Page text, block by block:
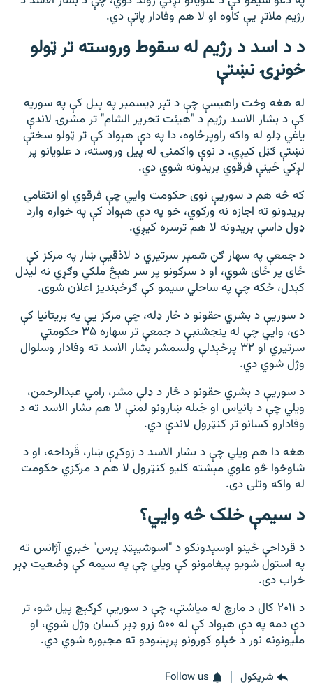
رژیم ملاتړ یې کاوه او لا هم وفادار پاتې دي.
د د اسد د رژیم له سقوط وروسته تر ټولو
خونړۍ نښتې
له هغه وخت راهیسې چې د تېر ډیسمبر په پیل کې په سوریه
کې د بشار الاسد رژیم د "هیئت تحریر الشام" تر مشرۍ لاندې
یاغي ډلو له واکه راوپرځاوه، دا په دې هېواد کې تر ټولو سختې
نښتې ګڼل کیږي. د نوې واکمنۍ له پیل وروسته، د علویانو پر
لږکي ځینې فرقوي بریدونه شوي دي.
که څه هم د سوریې نوی حکومت وايي چې فرقوي او انتقامي
بریدونو ته اجازه نه ورکوي، خو په دې هېواد کې په خواره وارد
ډول داسې بریدونه لا هم ترسره کیږي.
د جمعې په سهار ګڼ شمېر سرتیري د لاذقیې ښار په مرکز کې
ځای پر ځای شوي، او د سرکونو پر سر هېڅ ملکي وګړي نه لیدل
کېدل، ځکه چې په ساحلي سیمو کې ګرځبندیز اعلان شوی.
د سوریې د بشري حقونو د څار ډله، چې مرکز یې په بریتانیا کې
دی، وایي چې له پنجشنبې د جمعې تر سهاره ۳۵ حکومتي
سرتیري او ۳۲ پرځېدلې ولسمشر بشار الاسد ته وفادار وسلوال
وژل شوي دي.
د سوریې د بشري حقونو د څار د ډلې مشر، رامي عبدالرحمن،
ویلي چې د بانیاس او جَبله ښارونو لمنې لا هم بشار الاسد ته د
وفادارو کسانو تر کنټرول لاندې دي.
هغه دا هم ویلي چې د بشار الاسد د زوکړې ښار، قَرداحه، او د
شاوخوا څو علوي مېشته کلیو کنټرول لا هم د مرکزي حکومت
له واکه وتلی دی.
د سیمې خلک څه وايي؟
د قَرداحې ځینو اوسېدونکو د "اسوشیېټډ پرس" خبري آژانس ته
په استول شویو پیغامونو کې ویلي چې په سیمه کې وضعیت ډېر
خراب دی.
د ۲۰۱۱ کال د مارچ له میاشتې، چې د سوریې کړکېچ پیل شو، تر
دې دمه په دې هېواد کې له ۵۰۰ زرو ډېر کسان وژل شوي، او
ملیونونه نور د خپلو کورونو پرېښودو ته مجبوره شوي دي.
شريکول Follow us